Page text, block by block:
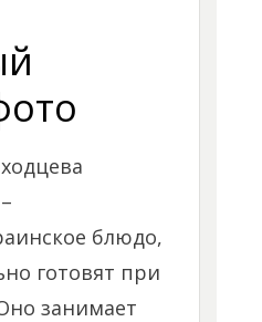
блюдо,
готовят при
занимает